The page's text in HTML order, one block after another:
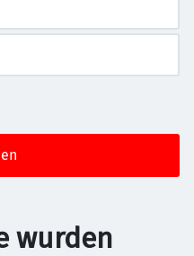
wurden